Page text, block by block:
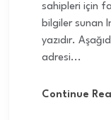
sahipleri için
bilgiler sunan
yazıdır.
adresi...
Continue